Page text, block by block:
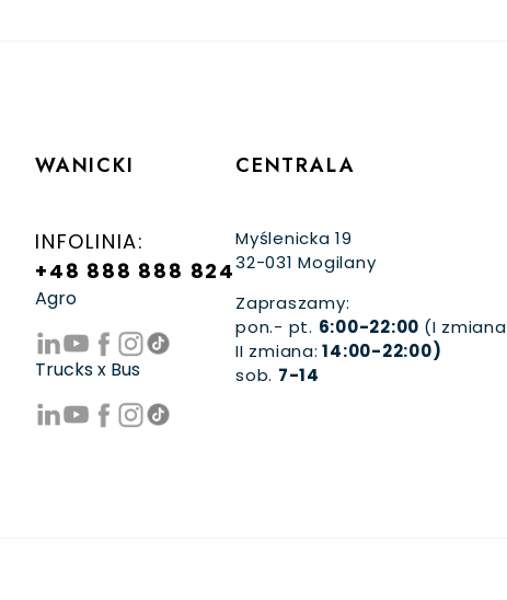
WANICKI
INFOLINIA:
+48 888 888 824
Agro
Trucks x Bus
CENTRALA
Myślenicka 19
32-031 Mogilany
Zapraszamy:
pon.- pt. 6:00-22:00 (I zmiana
II zmiana: 14:00-22:00)
sob. 7-14